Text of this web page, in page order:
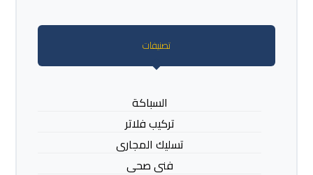
تصنيفات
السباكة
تركيب فلاتر
تسليك المجارى
فنى صحى